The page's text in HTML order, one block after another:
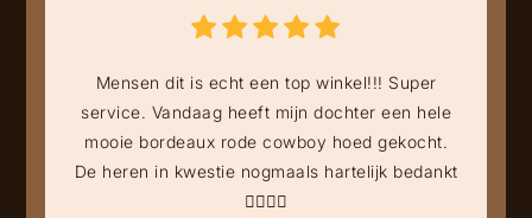
Mensen dit is echt een top winkel!!! Super
service. Vandaag heeft mijn dochter een hele
mooie bordeaux rode cowboy hoed gekocht.
De heren in kwestie nogmaals hartelijk bedankt
👍🏻👍🏻